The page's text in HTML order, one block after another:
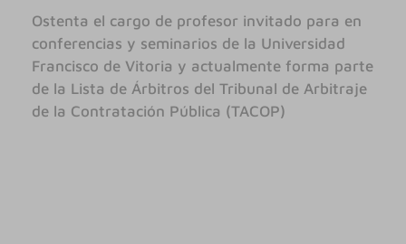
Ostenta el cargo de profesor invitado para en
conferencias y seminarios de la Universidad
Francisco de Vitoria y actualmente forma parte
de la Lista de Árbitros del Tribunal de Arbitraje
de la Contratación Pública (TACOP)